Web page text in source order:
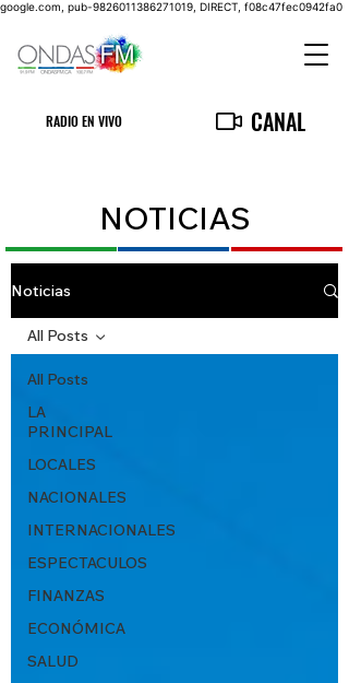
google.com, pub-9826011386271019, DIRECT, f08c47fec0942fa0
RADIO EN VIVO CANAL
NOTICIAS
Noticias
All Posts
LA
PRINCIPAL
LOCALES
NACIONALES
INTERNACIONALES
ESPECTACULOS
FINANZAS
ECONÓMICA
SALUD
All Posts